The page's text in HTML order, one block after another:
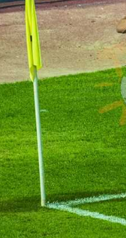
آسيا
أمريكا
ركن الألعاب